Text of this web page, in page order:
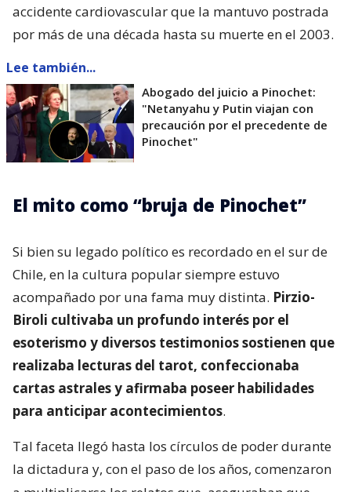
accidente cardiovascular que la mantuvo postrada
por más de una década hasta su muerte en el 2003.
Lee también...
Abogado del juicio a Pinochet:
"Netanyahu y Putin viajan con
precaución por el precedente de
Pinochet"
El mito como “bruja de Pinochet”
Si bien su legado político es recordado en el sur de
Chile, en la cultura popular siempre estuvo
acompañado por una fama muy distinta. Pirzio-
Biroli cultivaba un profundo interés por el
esoterismo y diversos testimonios sostienen que
realizaba lecturas del tarot, confeccionaba
cartas astrales y afirmaba poseer habilidades
para anticipar acontecimientos.
Tal faceta llegó hasta los círculos de poder durante
la dictadura y, con el paso de los años, comenzaron